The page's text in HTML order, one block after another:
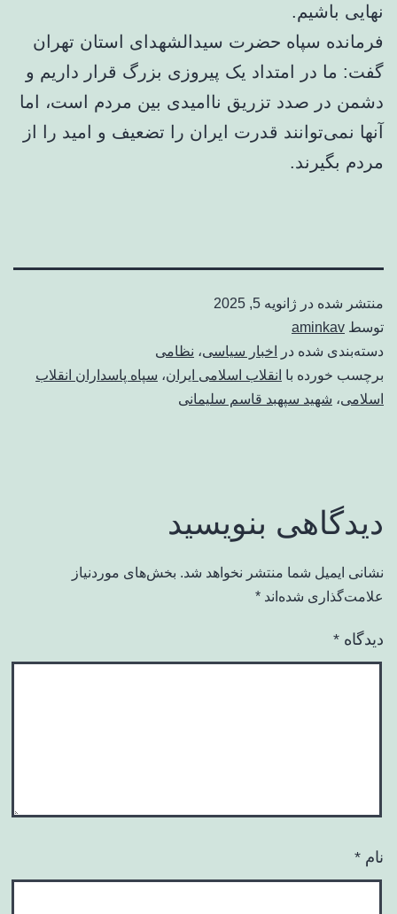
نهایی باشیم.
فرمانده سپاه حضرت سیدالشهدای استان تهران
گفت: ما در امتداد یک پیروزی بزرگ قرار داریم و
دشمن در صدد تزریق ناامیدی بین مردم است، اما
آنها نمی‌توانند قدرت ایران را تضعیف و امید را از
مردم بگیرند.
منتشر شده در ژانویه 5, 2025
توسط aminkav
دسته‌بندی شده در
اخبار سیاسی، نظامی
برچسب خورده با انقلاب اسلامی ایران، سپاه پاسداران انقلاب
اسلامی، شهید سپهبد قاسم سلیمانی
دیدگاهی بنویسید
نشانی ایمیل شما منتشر نخواهد شد. بخش‌های موردنیاز
علامت‌گذاری شده‌اند *
دیدگاه *
نام *